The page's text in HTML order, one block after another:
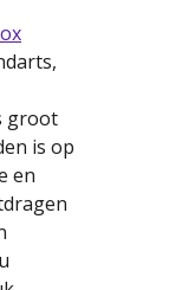
groot
is op
en